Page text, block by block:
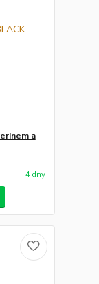
a
4 dny